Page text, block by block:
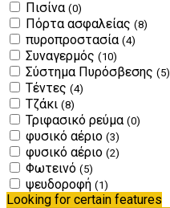
Πισίνα (0)
Πόρτα ασφαλείας (8)
πυροπροστασία (4)
Συναγερμός (10)
Σύστημα Πυρόσβεσης (5)
Τέντες (4)
Τζάκι (8)
Τριφασικό ρεύμα (0)
φυσικό αέριο (3)
φυσικό αέριο (2)
Φωτεινό (5)
ψευδοροφή (1)
Looking for certain features